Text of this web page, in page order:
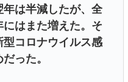
年は半減したが、全
はまた増えた。そ
コロナウイルス感
った。